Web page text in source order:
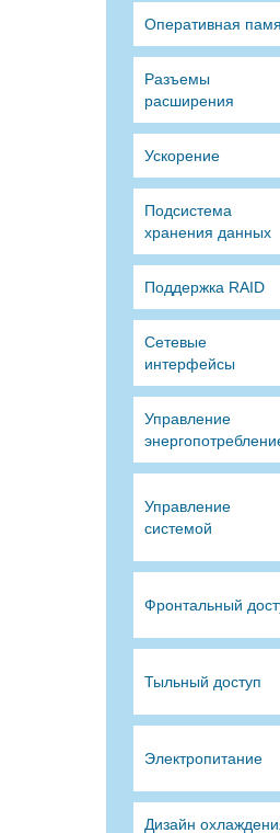
Оперативная
Разъемы
расширения
Ускорение
Подсистема
хранения данных
Поддержка RAID
Сетевые
интерфейсы
Управление
Управление
системой
Фронтальный
Тыльный доступ
Электропитание
Дизайн